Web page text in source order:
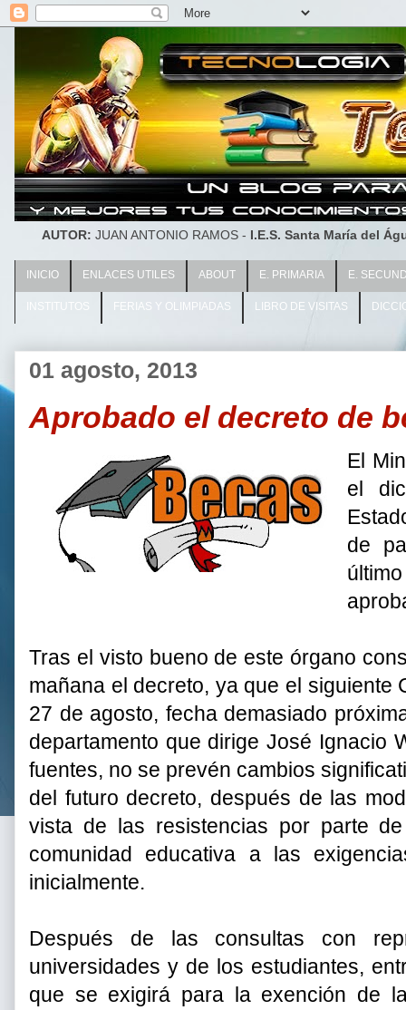
AUTOR: JUAN ANTONIO RAMOS - I.E.S. Santa María del
INICIO ENLACES UTILES ABOUT E. PRIMARIA E.
INSTITUTOS FERIAS Y OLIMPIADAS LIBRO DE VISITAS
01 agosto, 2013
Aprobado el decreto de
El
el
de
Tras el visto bueno de este órgano
mañana el decreto, ya que el siguiente
27 de agosto, fecha demasiado
departamento que dirige José Ignacio
fuentes, no se prevén cambios
del futuro decreto, después de las
vista de las resistencias por parte
comunidad educativa a las
inicialmente.
Después de las consultas con
universidades y de los estudiantes,
que se exigirá para la exención de